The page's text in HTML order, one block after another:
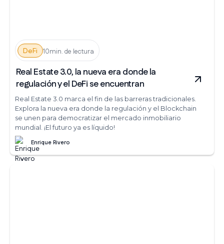
DeFi 10min. de lectura
Real Estate 3.0, la nueva era donde la
regulación y el DeFi se encuentran
Real Estate 3.0 marca el fin de las barreras tradicionales.
Explora la nueva era donde la regulación y el Blockchain
se unen para democratizar el mercado inmobiliario
mundial. ¡El futuro ya es líquido!
Enrique Rivero